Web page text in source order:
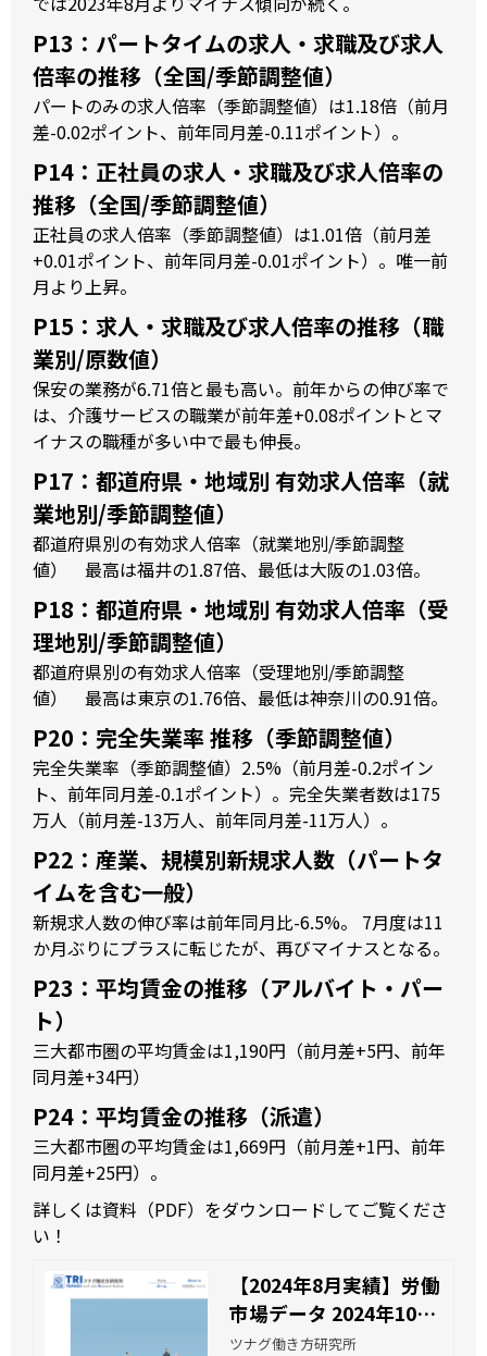
P13：パートタイムの求人・求職及び求人
倍率の推移（全国/季節調整値）
パートのみの求人倍率（季節調整値）は1.18倍（前月
差-0.02ポイント、前年同月差-0.11ポイント）。
P14：正社員の求人・求職及び求人倍率の
推移（全国/季節調整値）
正社員の求人倍率（季節調整値）は1.01倍（前月差
+0.01ポイント、前年同月差-0.01ポイント）。唯一前
月より上昇。
P15：求人・求職及び求人倍率の推移（職
業別/原数値）
保安の業務が6.71倍と最も高い。前年からの伸び率で
は、介護サービスの職業が前年差+0.08ポイントとマ
イナスの職種が多い中で最も伸長。
P17：都道府県・地域別 有効求人倍率（就
業地別/季節調整値）
都道府県別の有効求人倍率（就業地別/季節調整
値） 最高は福井の1.87倍、最低は大阪の1.03倍。
P18：都道府県・地域別 有効求人倍率（受
理地別/季節調整値）
都道府県別の有効求人倍率（受理地別/季節調整
値） 最高は東京の1.76倍、最低は神奈川の0.91倍。
P20：完全失業率 推移（季節調整値）
完全失業率（季節調整値）2.5%（前月差-0.2ポイン
ト、前年同月差-0.1ポイント）。完全失業者数は175
万人（前月差-13万人、前年同月差-11万人）。
P22：産業、規模別新規求人数（パートタ
イムを含む一般）
新規求人数の伸び率は前年同月比-6.5%。 7月度は11
か月ぶりにプラスに転じたが、再びマイナスとなる。
P23：平均賃金の推移（アルバイト・パー
ト）
三大都市圏の平均賃金は1,190円（前月差+5円、前年
同月差+34円）
P24：平均賃金の推移（派遣）
三大都市圏の平均賃金は1,669円（前月差+1円、前年
同月差+25円）。
詳しくは資料（PDF）をダウンロードしてご覧くださ
い！
【2024年8月実績】労働
市場データ 2024年10月
| ツナグ働き方研究所
ツナグ働き方研究所